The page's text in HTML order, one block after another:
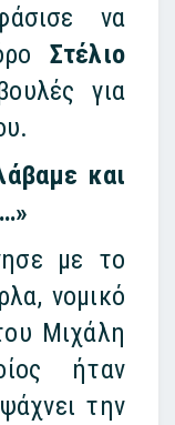
να
Στέλιο
για
και
με το
νομικό
Μιχάλη
ήταν
την